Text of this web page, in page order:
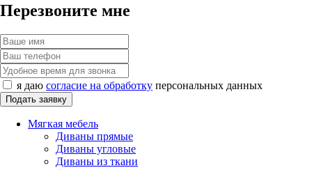
Перезвоните мне
я даю согласие на обработку персональных данных
Мягкая мебель
Диваны прямые
Диваны угловые
Диваны из ткани